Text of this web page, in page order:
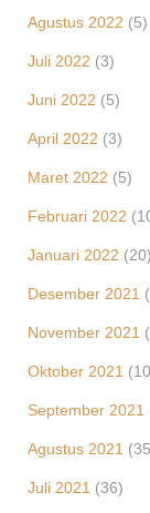
Agustus 2022 (5)
Juli 2022 (3)
Juni 2022 (5)
April 2022 (3)
Maret 2022 (5)
Februari 2022
Januari 2022 (20)
Desember 2021
November 2021
Oktober 2021
September 2021
Agustus 2021
Juli 2021 (36)